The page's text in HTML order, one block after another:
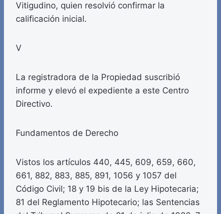
Vitigudino, quien resolvió confirmar la
calificación inicial.
V
La registradora de la Propiedad suscribió
informe y elevó el expediente a este Centro
Directivo.
Fundamentos de Derecho
Vistos los artículos 440, 445, 609, 659, 660,
661, 882, 883, 885, 891, 1056 y 1057 del
Código Civil; 18 y 19 bis de la Ley Hipotecaria;
81 del Reglamento Hipotecario; las Sentencias